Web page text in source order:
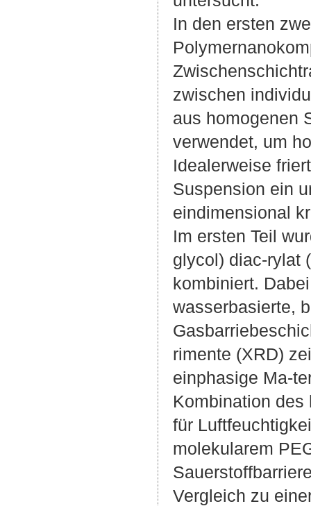
In den ersten
zwischen
aus homogenen
verwendet, um
Idealerweise
Suspension ein
eindimensional
Im ersten Teil
glycol) diac-rylat
kombiniert.
wasserbasierte,
rimente (XRD)
einphasige Ma-
Kombination des
für
molekularem
Vergleich zu